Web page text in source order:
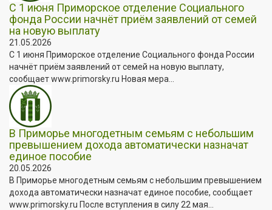
С 1 июня Приморское отделение Социального
фонда России начнёт приём заявлений от семей
на новую выплату
21.05.2026
С 1 июня Приморское отделение Социального фонда России
начнёт приём заявлений от семей на новую выплату,
сообщает www.primorsky.ru Новая мера...
В Приморье многодетным семьям с небольшим
превышением дохода автоматически назначат
единое пособие
20.05.2026
В Приморье многодетным семьям с небольшим превышением
дохода автоматически назначат единое пособие, сообщает
www.primorsky.ru После вступления в силу 22 мая...